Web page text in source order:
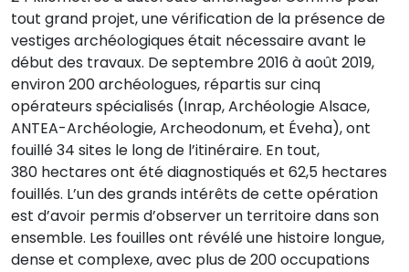
tout grand projet, une vérification de la présence de
vestiges archéologiques était nécessaire avant le
début des travaux. De septembre 2016 à août 2019,
environ 200 archéologues, répartis sur cinq
opérateurs spécialisés (Inrap, Archéologie Alsace,
ANTEA-Archéologie, Archeodonum, et Éveha), ont
fouillé 34 sites le long de l’itinéraire. En tout,
380 hectares ont été diagnostiqués et 62,5 hectares
fouillés. L’un des grands intérêts de cette opération
est d’avoir permis d’observer un territoire dans son
ensemble. Les fouilles ont révélé une histoire longue,
dense et complexe, avec plus de 200 occupations